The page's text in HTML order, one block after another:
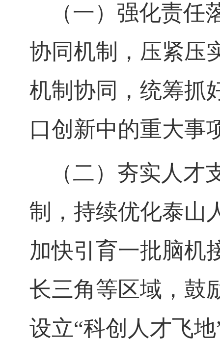
（一）强化责
协同机制，压紧压
机制协同，统筹抓
口创新中的重大事
（二）夯实人
制，持续优化泰山
加快引育一批脑机
长三角等区域，鼓
设立“科创人才飞